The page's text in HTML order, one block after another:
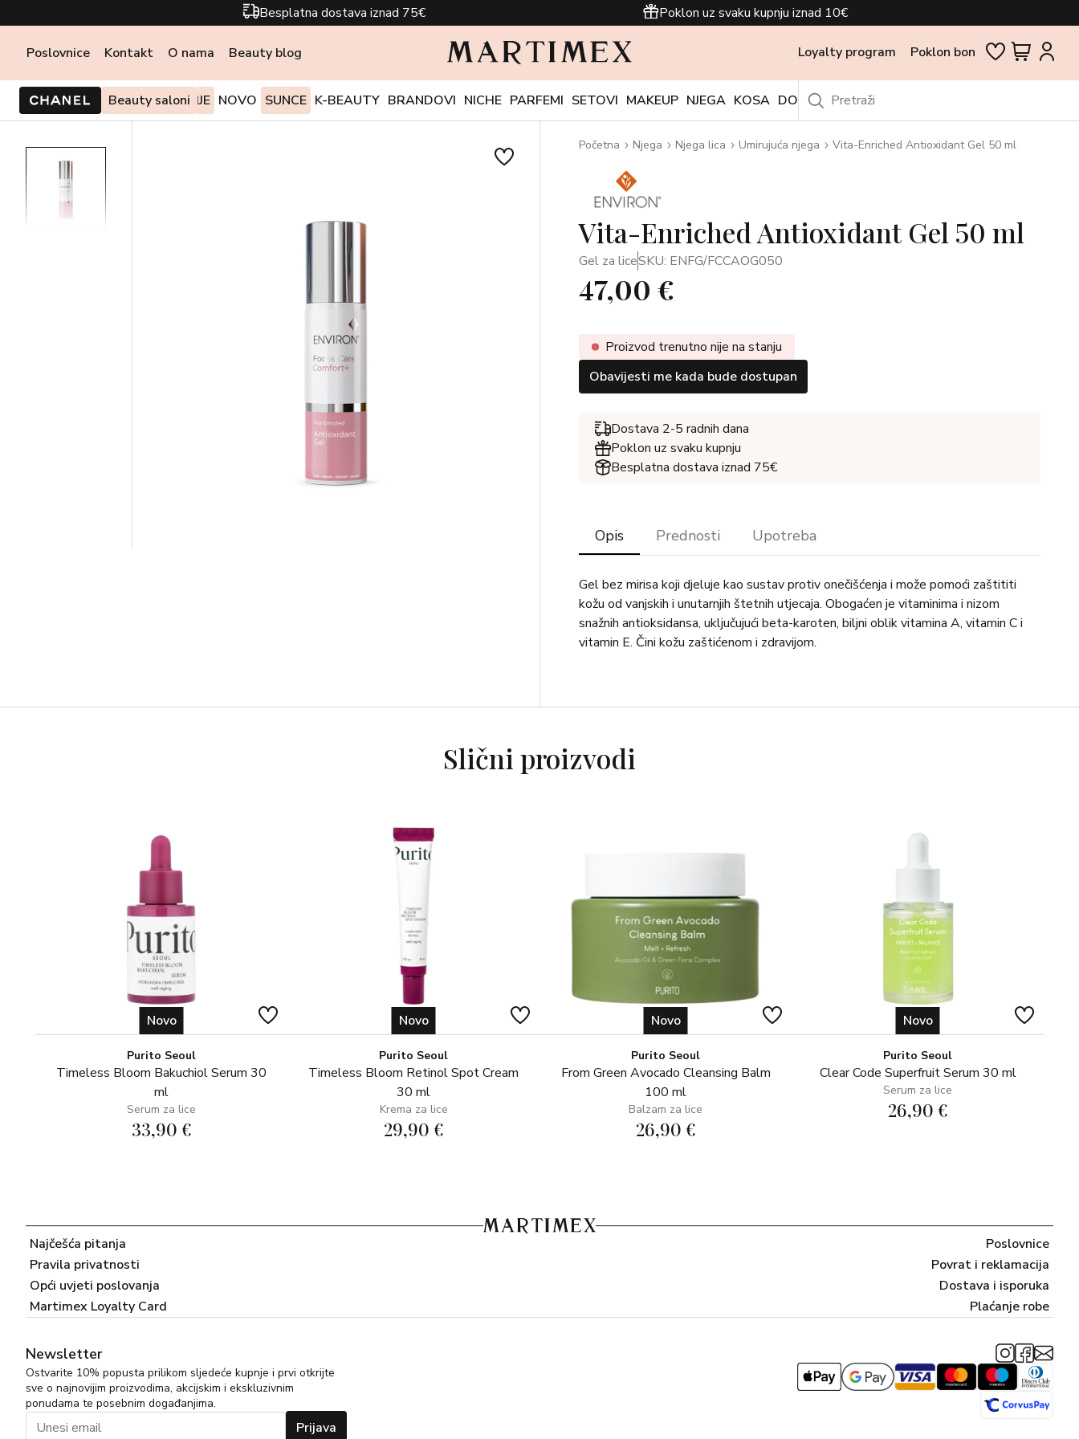
Besplatna dostava iznad 75€ Poklon uz svaku kupnju iznad 10€
Poslovnice Kontakt O nama Beauty blog Loyalty program Poklon bon
Beauty saloni
PONUDE I AKCIJE NOVO SUNCE K-BEAUTY BRANDOVI NICHE PARFEMI SETOVI MAKEUP NJEGA KOSA DODACI OUTLET
Početna Njega Njega lica Umirujuća njega Vita-Enriched Antioxidant Gel 50 ml
Vita-Enriched Antioxidant Gel 50 ml
Gel za liceSKU: ENFG/FCCAOG050
47,00 €
Proizvod trenutno nije na stanju
Obavijesti me kada bude dostupan
Dostava 2-5 radnih dana
Poklon uz svaku kupnju
Besplatna dostava iznad 75€
Opis Prednosti Upotreba
Gel bez mirisa koji djeluje kao sustav protiv onečišćenja i može pomoći zaštititi
kožu od vanjskih i unutarnjih štetnih utjecaja. Obogaćen je vitaminima i nizom
snažnih antioksidansa, uključujući beta-karoten, biljni oblik vitamina A, vitamin C i
vitamin E. Čini kožu zaštićenom i zdravijom.
Slični proizvodi
Novo
Purito Seoul
Timeless Bloom Bakuchiol Serum 30
ml
Serum za lice
33,90 €
Novo
Purito Seoul
Timeless Bloom Retinol Spot Cream
30 ml
Krema za lice
29,90 €
Novo
Purito Seoul
From Green Avocado Cleansing Balm
100 ml
Balzam za lice
26,90 €
Novo
Purito Seoul
Clear Code Superfruit Serum 30 ml
Serum za lice
26,90 €
Najčešća pitanja
Pravila privatnosti
Opći uvjeti poslovanja
Martimex Loyalty Card
Poslovnice
Povrat i reklamacija
Dostava i isporuka
Plaćanje robe
Newsletter
Ostvarite 10% popusta prilikom sljedeće kupnje i prvi otkrijte
sve o najnovijim proizvodima, akcijskim i ekskluzivnim
ponudama te posebnim događanjima.
Prijava